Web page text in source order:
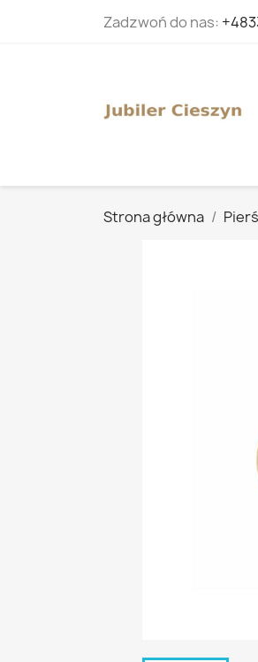
Zadzwoń do nas:
Strona główna